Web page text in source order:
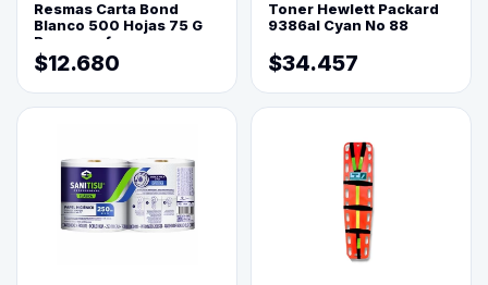
Resmas Carta Bond
Blanco 500 Hojas 75 G
Reprograf.
$12.680
Toner Hewlett Packard
9386al Cyan No 88
$34.457